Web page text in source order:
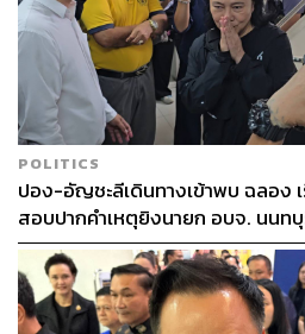
POLITICS
ปอง-อัญชะลีเดินทางเข้าพบ ฉลอง
สอบปากคำเหตุยิงนายก อบจ. นนท